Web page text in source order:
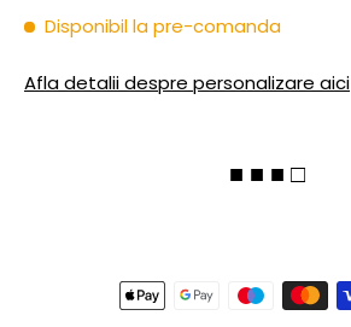
Disponibil la pre-comanda
Afla detalii despre personalizare aici
■ ■ ■ □